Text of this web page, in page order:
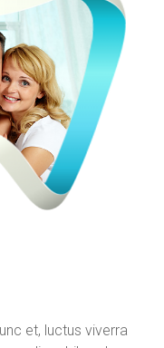
et, luctus viverra